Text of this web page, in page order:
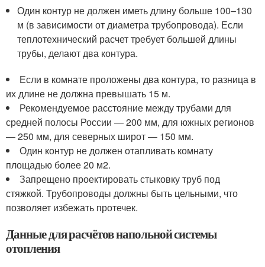
Один контур не должен иметь длину больше 100–130
м (в зависимости от диаметра трубопровода). Если
теплотехнический расчет требует большей длины
трубы, делают два контура.
Если в комнате проложены два контура, то разница в
их длине не должна превышать 15 м.
Рекомендуемое расстояние между трубами для
средней полосы России — 200 мм, для южных регионов
— 250 мм, для северных широт — 150 мм.
Один контур не должен отапливать комнату
площадью более 20 м2.
Запрещено проектировать стыковку труб под
стяжкой. Трубопроводы должны быть цельными, что
позволяет избежать протечек.
Данные для расчётов напольной системы
отопления